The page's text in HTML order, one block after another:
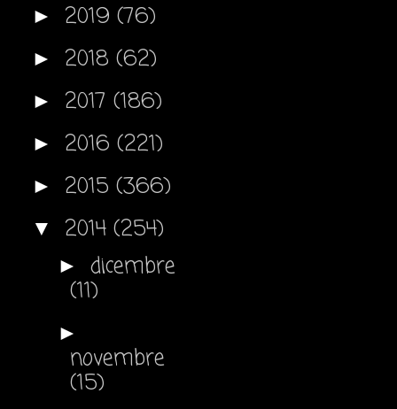
► 2019 (76)
► 2018 (62)
► 2017 (186)
► 2016 (221)
► 2015 (366)
▼ 2014 (254)
► dicembre
(11)
►
novembre
(15)